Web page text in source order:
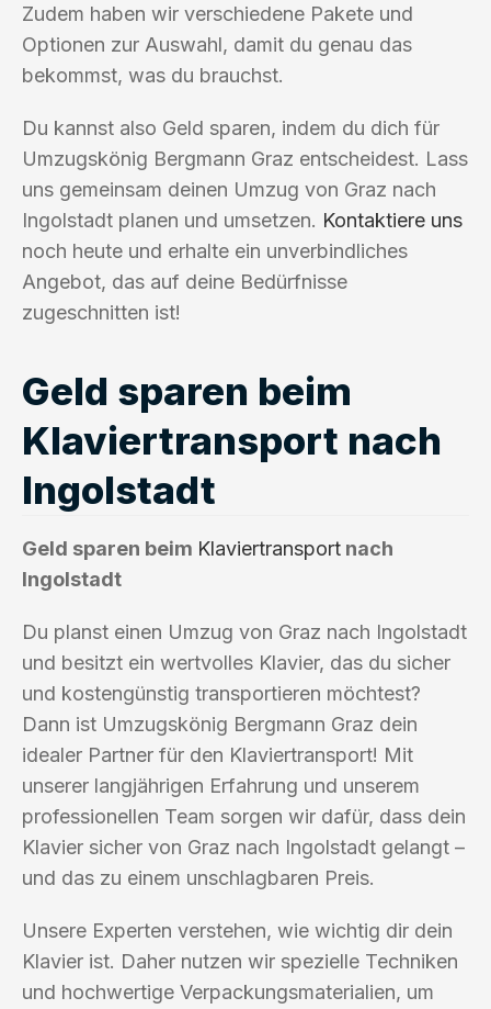
Zudem haben wir verschiedene Pakete und
Optionen zur Auswahl, damit du genau das
bekommst, was du brauchst.
Du kannst also Geld sparen, indem du dich für
Umzugskönig Bergmann Graz entscheidest. Lass
uns gemeinsam deinen Umzug von Graz nach
Ingolstadt planen und umsetzen. Kontaktiere uns
noch heute und erhalte ein unverbindliches
Angebot, das auf deine Bedürfnisse
zugeschnitten ist!
Geld sparen beim
Klaviertransport nach
Ingolstadt
Geld sparen beim Klaviertransport nach
Ingolstadt
Du planst einen Umzug von Graz nach Ingolstadt
und besitzt ein wertvolles Klavier, das du sicher
und kostengünstig transportieren möchtest?
Dann ist Umzugskönig Bergmann Graz dein
idealer Partner für den Klaviertransport! Mit
unserer langjährigen Erfahrung und unserem
professionellen Team sorgen wir dafür, dass dein
Klavier sicher von Graz nach Ingolstadt gelangt –
und das zu einem unschlagbaren Preis.
Unsere Experten verstehen, wie wichtig dir dein
Klavier ist. Daher nutzen wir spezielle Techniken
und hochwertige Verpackungsmaterialien, um